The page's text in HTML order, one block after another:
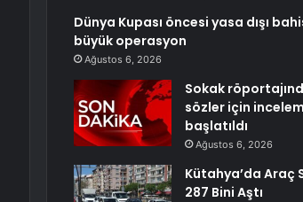
Dünya Kupası öncesi yasa dışı
büyük operasyon
Ağustos 6, 2026
Sokak
sözler için
başlatıldı
Ağustos 6, 2026
Kütahya’da Araç
287 Bini Aştı